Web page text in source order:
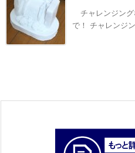
チャレンジン
で！ チャレンジ